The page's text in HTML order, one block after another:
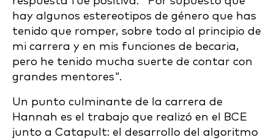
hay algunos estereotipos de género que has
tenido que romper, sobre todo al principio de
mi carrera y en mis funciones de becaria,
pero he tenido mucha suerte de contar con
grandes mentores".
Un punto culminante de la carrera de
Hannah es el trabajo que realizó en el BCE
junto a Catapult: el desarrollo del algoritmo